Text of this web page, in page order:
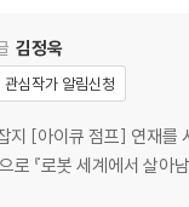
삶 · 154
스 로마 신화 · 156
무엇이든 물어보세요! ·
개
김정욱
관심작가 알림신청
지 [아이큐 점프] 연재를
로 『로봇 세계에서 살아